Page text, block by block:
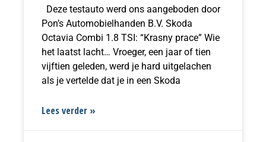
Deze testauto werd ons aangeboden door
Pon’s Automobielhanden B.V. Skoda
Octavia Combi 1.8 TSI: “Krasny prace” Wie
het laatst lacht… Vroeger, een jaar of tien
vijftien geleden, werd je hard uitgelachen
als je vertelde dat je in een Skoda
Lees verder »